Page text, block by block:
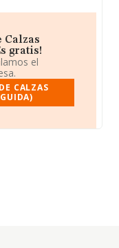
Calzas
gratis!
el
CALZAS